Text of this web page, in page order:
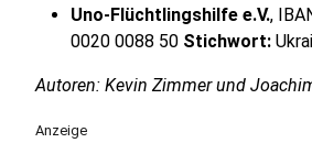
Uno-Flüchtlingshilfe e.V.,
0020 0088 50 Stichwort:
Autoren: Kevin Zimmer und
Anzeige